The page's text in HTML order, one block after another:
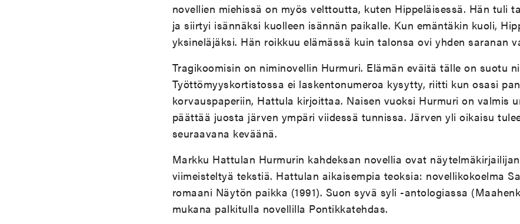
novellien miehissä on myös velttoutta, kuten Hippeläisessä. Hän tuli
ja siirtyi isännäksi kuolleen isännän paikalle. Kun emäntäkin kuoli,
yksineläjäksi. Hän roikkuu elämässä kuin talonsa ovi yhden saranan
Tragikoomisin on niminovellin Hurmuri. Elämän eväitä tälle on suotu
Työttömyyskortistossa ei laskentonumeroa kysytty, riitti kun osasi
korvauspaperiin, Hattula kirjoittaa. Naisen vuoksi Hurmuri on valmis
päättää juosta järven ympäri viidessä tunnissa. Järven yli oikaisu
seuraavana keväänä.
Markku Hattulan Hurmurin kahdeksan novellia ovat
viimeisteltyä tekstiä. Hattulan aikaisempia teoksia: novellikokoelma
romaani Näytön paikka (1991). Suon syvä syli -antologiassa
mukana palkitulla novellilla Pontikkatehdas.